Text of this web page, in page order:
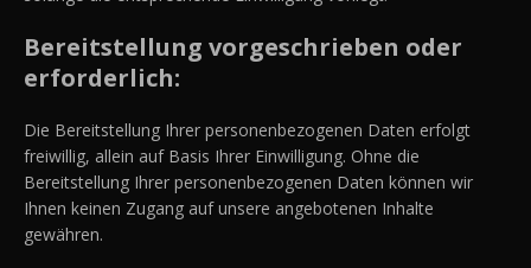
Bereitstellung vorgeschrieben oder
erforderlich:
Die Bereitstellung Ihrer personenbezogenen Daten erfolgt
freiwillig, allein auf Basis Ihrer Einwilligung. Ohne die
Bereitstellung Ihrer personenbezogenen Daten können wir
Ihnen keinen Zugang auf unsere angebotenen Inhalte
gewähren.